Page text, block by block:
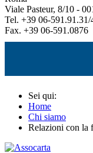
Viale Pasteur, 8/10 -
Tel. +39 06-591.91.31/
Fax. +39 06-591.0876
Sei qui:
Home
Chi siamo
Relazioni con la